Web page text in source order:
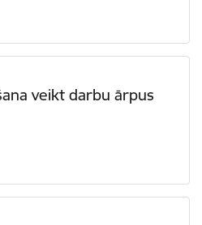
veikt darbu ārpus